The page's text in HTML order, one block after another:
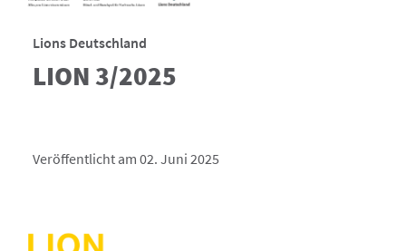
Lions Deutschland
LION 3/2025
Veröffentlicht am 02. Juni 2025